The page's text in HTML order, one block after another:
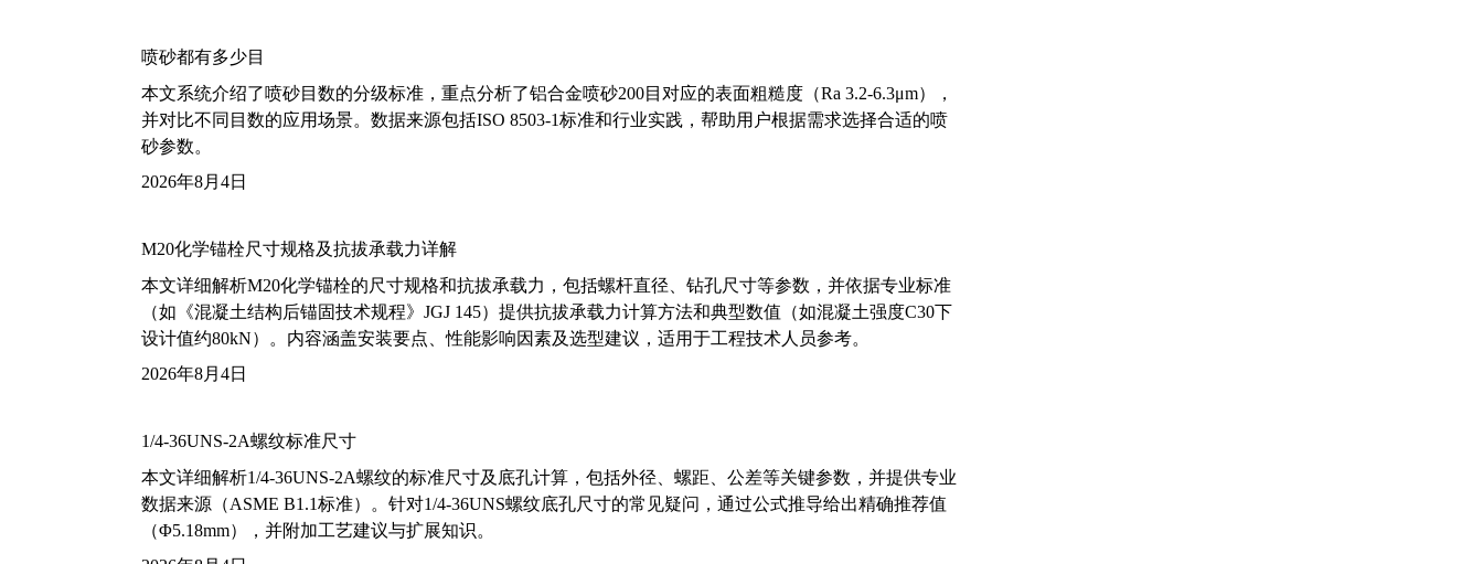
喷砂都有多少目
本文系统介绍了喷砂目数的分级标准，重点分析了铝合金喷砂200目对应的表面粗糙度（Ra 3.2-6.3μm），
并对比不同目数的应用场景。数据来源包括ISO 8503-1标准和行业实践，帮助用户根据需求选择合适的喷
砂参数。
2026年8月4日
M20化学锚栓尺寸规格及抗拔承载力详解
本文详细解析M20化学锚栓的尺寸规格和抗拔承载力，包括螺杆直径、钻孔尺寸等参数，并依据专业标准
（如《混凝土结构后锚固技术规程》JGJ 145）提供抗拔承载力计算方法和典型数值（如混凝土强度C30下
设计值约80kN）。内容涵盖安装要点、性能影响因素及选型建议，适用于工程技术人员参考。
2026年8月4日
1/4-36UNS-2A螺纹标准尺寸
本文详细解析1/4-36UNS-2A螺纹的标准尺寸及底孔计算，包括外径、螺距、公差等关键参数，并提供专业
数据来源（ASME B1.1标准）。针对1/4-36UNS螺纹底孔尺寸的常见疑问，通过公式推导给出精确推荐值
（Φ5.18mm），并附加工艺建议与扩展知识。